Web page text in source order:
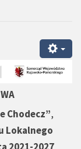
Chodecz”,
Lokalnego